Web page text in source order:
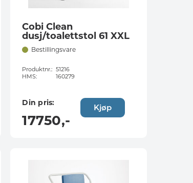
Cobi Clean
dusj/toalettstol 61 XXL
Bestillingsvare
Produktnr.: 51216
HMS:
160279
Din pris:
17750,-
Kjøp